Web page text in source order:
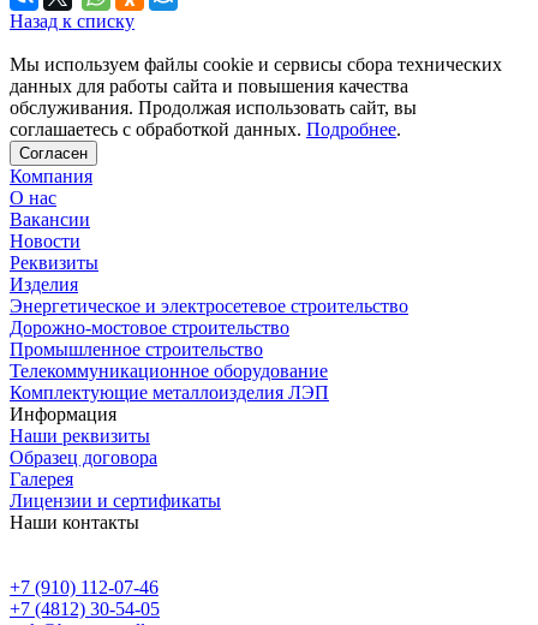
Назад к списку
Мы используем файлы cookie и сервисы сбора технических
данных для работы сайта и повышения качества
обслуживания. Продолжая использовать сайт, вы
соглашаетесь с обработкой данных. Подробнее.
Согласен
Компания
О нас
Вакансии
Новости
Реквизиты
Изделия
Энергетическое и электросетевое строительство
Дорожно-мостовое строительство
Промышленное строительство
Телекоммуникационное оборудование
Комплектующие металлоизделия ЛЭП
Информация
Наши реквизиты
Образец договора
Галерея
Лицензии и сертификаты
Наши контакты
+7 (910) 112-07-46
+7 (4812) 30-54-05